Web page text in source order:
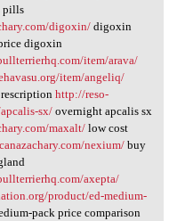
pills
digoxin/digoxin
digoxin
item/arava/
item/angeliq/
http://reso-
sx/overnight apcalis sx
maxalt/low cost
nexium/buy
axepta/
product/ed-medium-
pack price comparison